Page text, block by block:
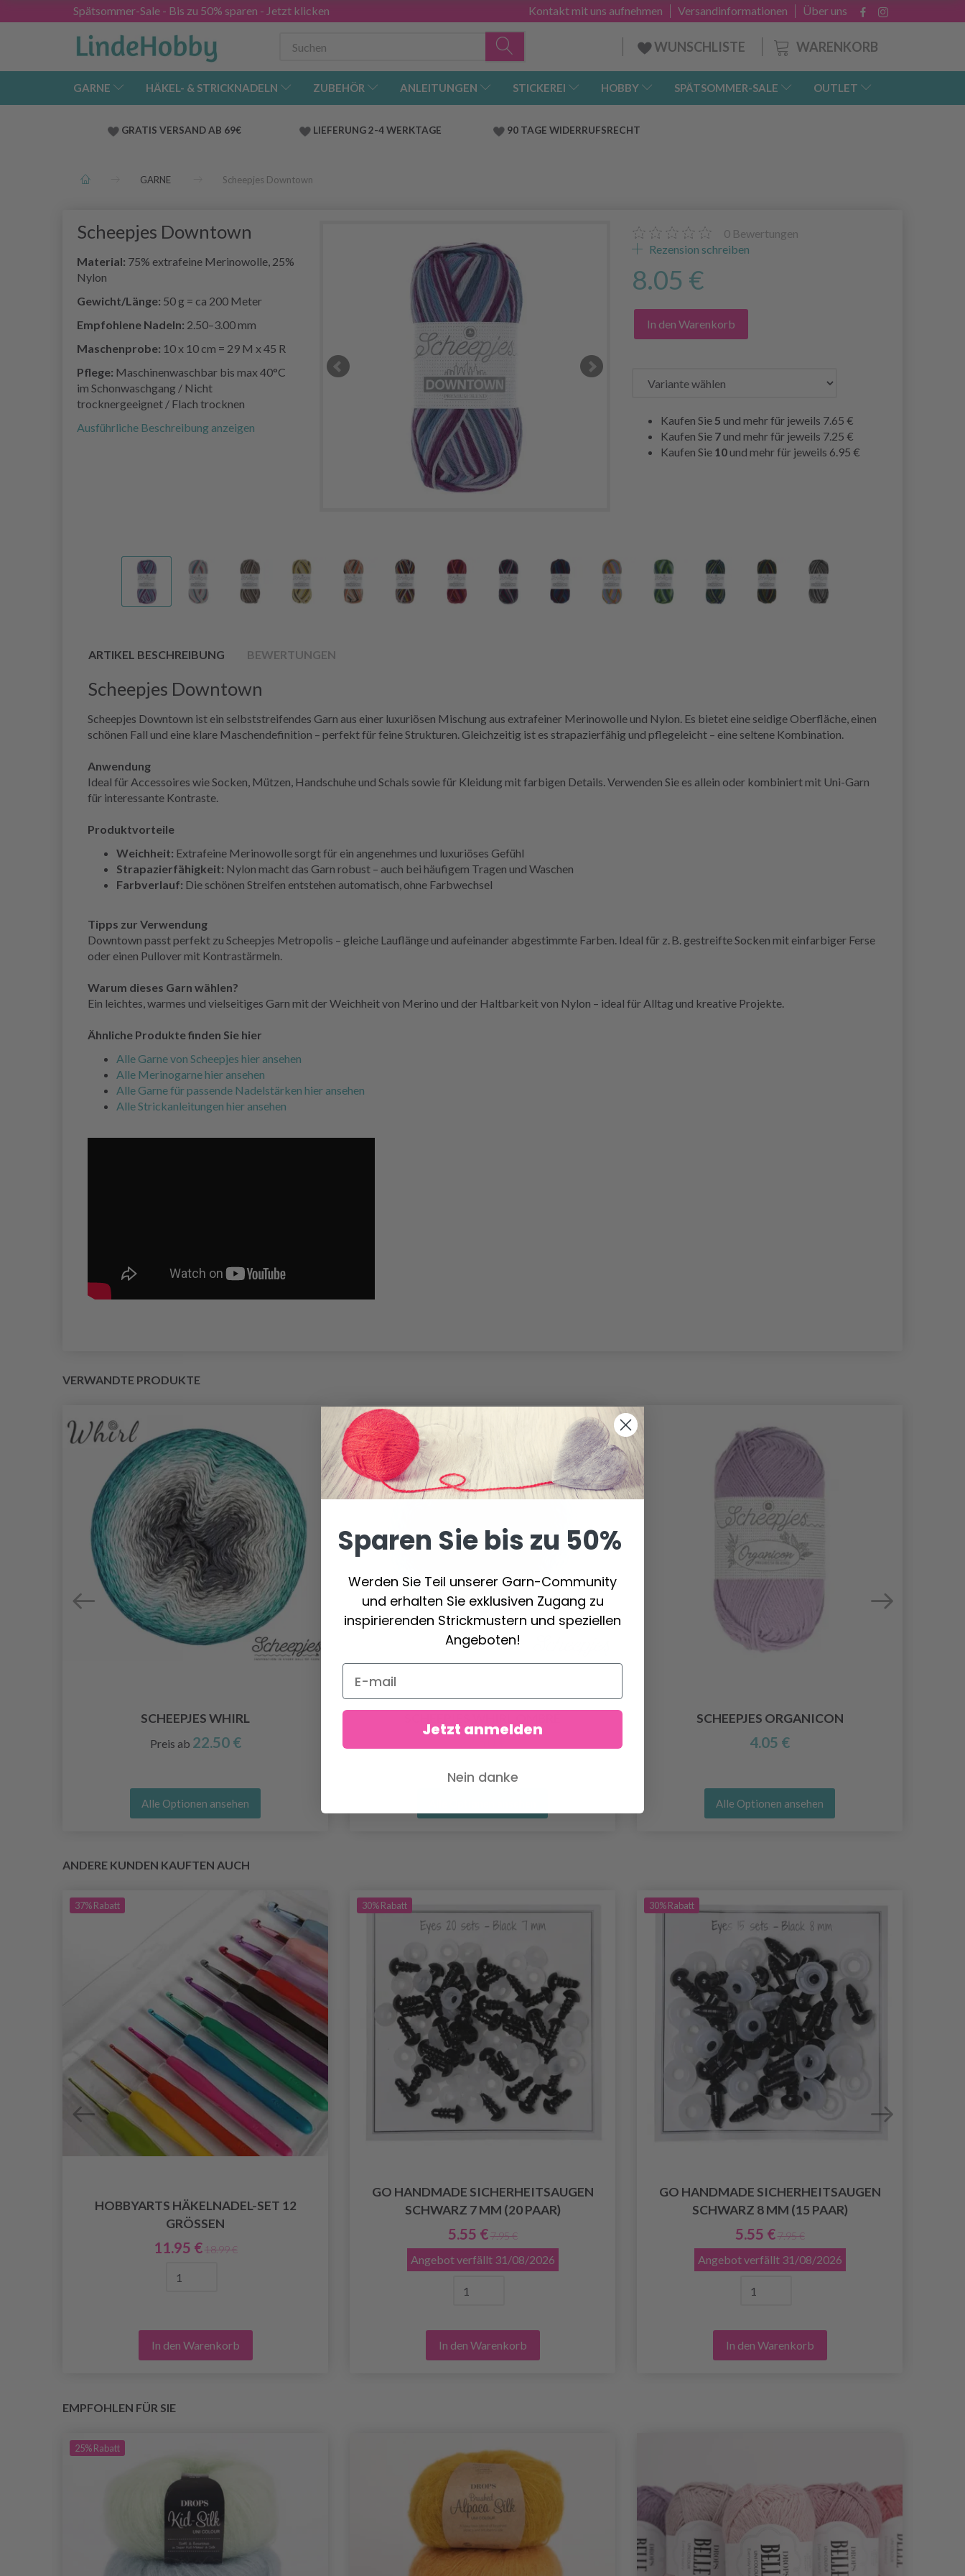
Spätsommer-Sale - Bis zu 50% sparen - Jetzt klicken Über uns
Versandinformationen
Kontakt mit uns aufnehmen
WARENKORB
WUNSCHLISTE
GARNE HÄKEL- & STRICKNADELN ZUBEHÖR ANLEITUNGEN STICKEREI HOBBY SPÄTSOMMER-SALE OUTLET
GRATIS VERSAND AB 69€ LIEFERUNG 2-4 WERKTAGE 90 TAGE WIDERRUFSRECHT
GARNE Scheepjes Downtown
Scheepjes Downtown
Material: 75% extrafeine Merinowolle, 25%
Nylon
Gewicht/Länge: 50 g = ca 200 Meter
Empfohlene Nadeln: 2.50–3.00 mm
Maschenprobe: 10 x 10 cm = 29 M x 45 R
Pflege: Maschinenwaschbar bis max 40°C
im Schonwaschgang / Nicht
trocknergeeignet / Flach trocknen
Ausführliche Beschreibung anzeigen
0 Bewertungen
Rezension schreiben
8.05 €
In den Warenkorb
Kaufen Sie5 und mehr für jeweils 7.65 €
Kaufen Sie 7und mehr für jeweils 7.25 €
Kaufen Sie 10und mehr für jeweils 6.95 €
ARTIKEL BESCHREIBUNG BEWERTUNGEN
Scheepjes Downtown
Scheepjes Downtown ist ein selbststreifendes Garn aus einer luxuriösen Mischung aus extrafeiner Merinowolle und Nylon. Es bietet eine seidige Oberfläche, einen
schönen Fall und eine klare Maschendefinition – perfekt für feine Strukturen. Gleichzeitig ist es strapazierfähig und pflegeleicht – eine seltene Kombination.
Anwendung
Ideal für Accessoires wie Socken, Mützen, Handschuhe und Schals sowie für Kleidung mit farbigen Details. Verwenden Sie es allein oder kombiniert mit Uni-Garn
für interessante Kontraste.
Produktvorteile
Weichheit: Extrafeine Merinowolle sorgt für ein angenehmes und luxuriöses Gefühl
Strapazierfähigkeit: Nylon macht das Garn robust – auch bei häufigem Tragen und Waschen
Farbverlauf: Die schönen Streifen entstehen automatisch, ohne Farbwechsel
Tipps zur Verwendung
Downtown passt perfekt zu Scheepjes Metropolis – gleiche Lauflänge und aufeinander abgestimmte Farben. Ideal für z. B. gestreifte Socken mit einfarbiger Ferse
oder einen Pullover mit Kontrastärmeln.
Warum dieses Garn wählen?
Ein leichtes, warmes und vielseitiges Garn mit der Weichheit von Merino und der Haltbarkeit von Nylon – ideal für Alltag und kreative Projekte.
Ähnliche Produkte finden Sie hier
Alle Garne von Scheepjes hier ansehen
Alle Merinogarne hier ansehen
Alle Garne für passende Nadelstärken hier ansehen
Alle Strickanleitungen hier ansehen
VERWANDTE PRODUKTE
SCHEEPJES WHIRL
Preis ab 22.50 €
Alle Optionen ansehen
SCHEEPJES ORGANICON
4.05 €
Alle Optionen ansehen
ANDERE KUNDEN KAUFTEN AUCH
37%Rabatt
HOBBYARTS HÄKELNADEL-SET 12
GRÖSSEN
11.95 € 18.99 €
In den Warenkorb
30%Rabatt
GO HANDMADE SICHERHEITSAUGEN
SCHWARZ 7 MM (20 PAAR)
5.55 € 7.95 €
Angebot verfällt 31/08/2026
In den Warenkorb
30%Rabatt
GO HANDMADE SICHERHEITSAUGEN
SCHWARZ 8 MM (15 PAAR)
5.55 € 7.95 €
Angebot verfällt 31/08/2026
In den Warenkorb
EMPFOHLEN FÜR SIE
25%Rabatt
Sparen Sie bis zu 50%
Werden Sie Teil unserer Garn-Community
und erhalten Sie exklusiven Zugang zu
inspirierenden Strickmustern und speziellen
Angeboten!
Jetzt anmelden
Nein danke